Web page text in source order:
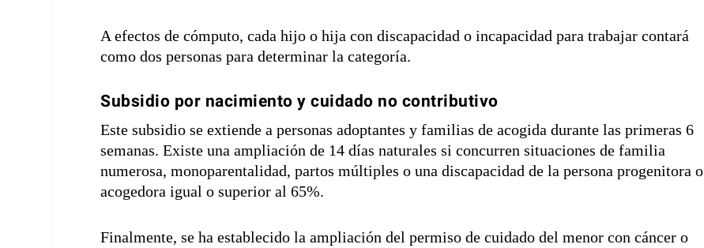
A efectos de cómputo, cada hijo o hija con discapacidad o incapacidad para trabajar contará
como dos personas para determinar la categoría.
Subsidio por nacimiento y cuidado no contributivo
Este subsidio se extiende a personas adoptantes y familias de acogida durante las primeras 6
semanas. Existe una ampliación de 14 días naturales si concurren situaciones de familia
numerosa, monoparentalidad, partos múltiples o una discapacidad de la persona progenitora o
acogedora igual o superior al 65%.
Finalmente, se ha establecido la ampliación del permiso de cuidado del menor con cáncer o